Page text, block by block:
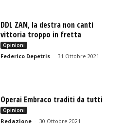
DDL ZAN, la destra non canti
vittoria troppo in fretta
Opinioni
Federico Depetris - 31 Ottobre 2021
Operai Embraco traditi da tutti
Opinioni
Redazione - 30 Ottobre 2021